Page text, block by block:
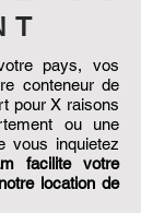
T
pays, vos
conteneur de
pour X raisons
ou une
vous inquietez
facilite votre
location de